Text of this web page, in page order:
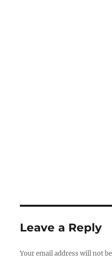
Leave a Reply
Your email address will not